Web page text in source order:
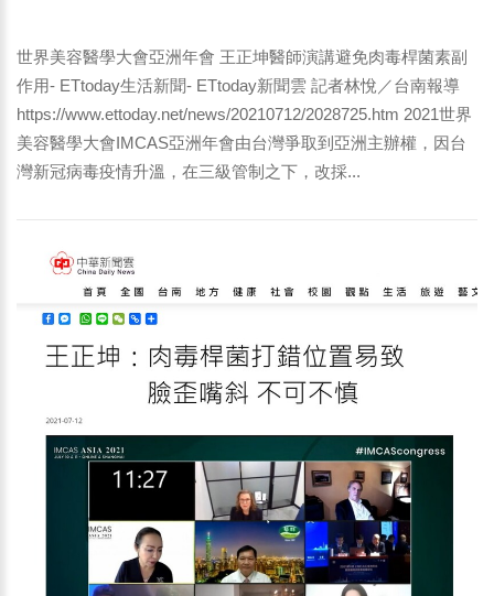
世界美容醫學大會亞洲年會 王正坤醫師演講避免肉毒桿菌素副
作用- ETtoday生活新聞- ETtoday新聞雲 記者林悅／台南報導
https://www.ettoday.net/news/20210712/2028725.htm 2021世界
美容醫學大會IMCAS亞洲年會由台灣爭取到亞洲主辦權，因台
灣新冠病毒疫情升溫，在三級管制之下，改採...